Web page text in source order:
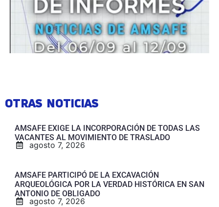
OTRAS NOTICIAS
AMSAFE EXIGE LA INCORPORACIÓN DE TODAS LAS
VACANTES AL MOVIMIENTO DE TRASLADO
agosto 7, 2026
AMSAFE PARTICIPÓ DE LA EXCAVACIÓN
ARQUEOLÓGICA POR LA VERDAD HISTÓRICA EN SAN
ANTONIO DE OBLIGADO
agosto 7, 2026